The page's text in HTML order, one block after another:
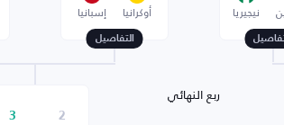
نيجيريا أوكرانيا إسبانيا
التفاصيل
ربع النهائي
2
3